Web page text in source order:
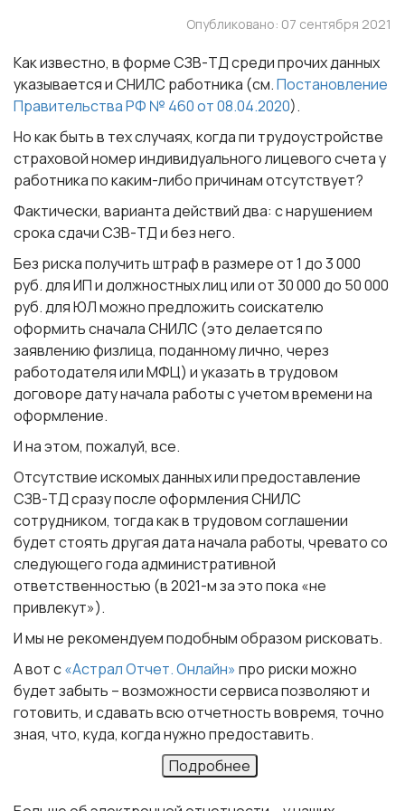
Опубликовано: 07 сентября 2021
Как известно, в форме СЗВ-ТД среди прочих данных
указывается и СНИЛС работника (см.Постановление
Правительства РФ № 460 от 08.04.2020).
Но как быть в тех случаях, когда пи трудоустройстве
страховой номер индивидуального лицевого счета у
работника по каким-либо причинам отсутствует?
Фактически, варианта действий два: с нарушением
срока сдачи СЗВ-ТД и без него.
Без риска получить штраф в размере от 1 до 3 000
руб. для ИП и должностных лиц или от 30 000 до 50 000
руб. для ЮЛ можно предложить соискателю
оформить сначала СНИЛС (это делается по
заявлению физлица, поданному лично, через
работодателя или МФЦ) и указать в трудовом
договоре дату начала работы с учетом времени на
оформление.
И на этом, пожалуй, все.
Отсутствие искомых данных или предоставление
СЗВ-ТД сразу после оформления СНИЛС
сотрудником, тогда как в трудовом соглашении
будет стоять другая дата начала работы, чревато со
следующего года административной
ответственностью (в 2021-м за это пока «не
привлекут»).
И мы не рекомендуем подобным образом рисковать.
А вот с«Астрал Отчет. Онлайн» про риски можно
будет забыть – возможности сервиса позволяют и
готовить, и сдавать всю отчетность вовремя, точно
зная, что, куда, когда нужно предоставить.
Подробнее